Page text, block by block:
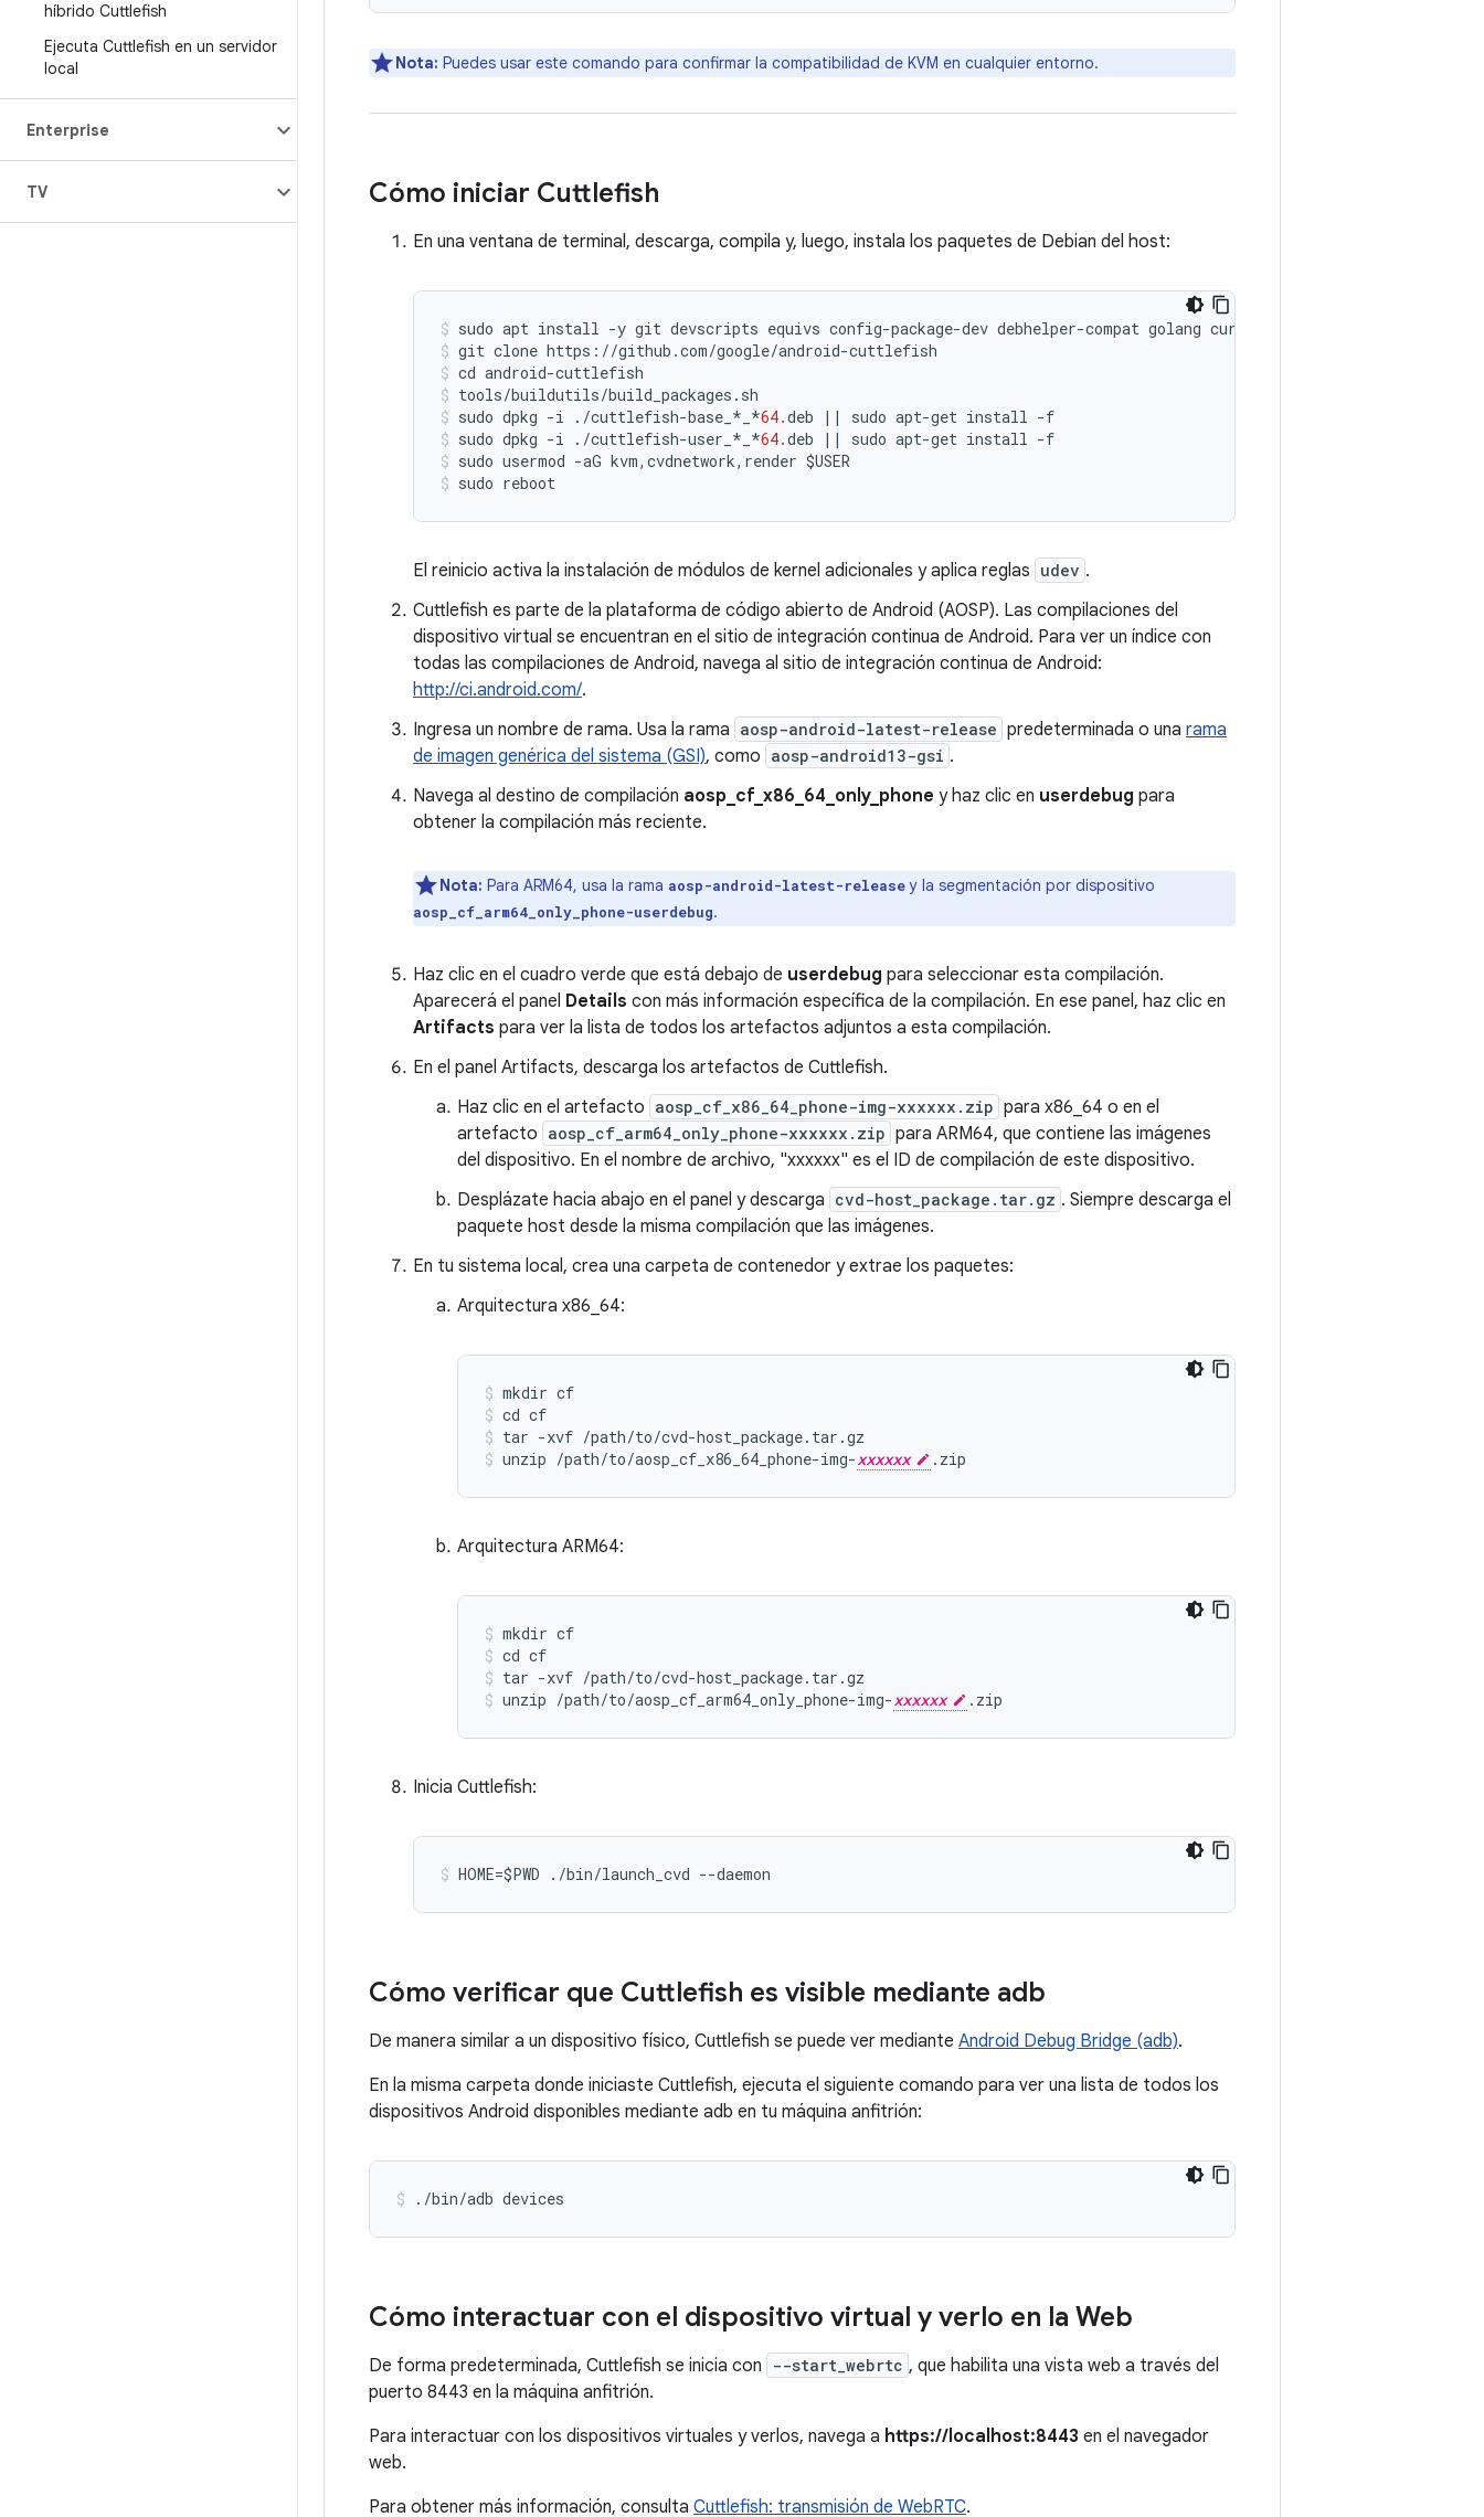
híbrido Cuttlefish
Ejecuta Cuttlefish en un servidor
local
Enterprise
TV
Nota: Puedes usar este comando para confirmar la compatibilidad de KVM en cualquier entorno.
Cómo iniciar Cuttlefish
En una ventana de terminal, descarga, compila y, luego, instala los paquetes de Debian del host:
sudo apt install -y git devscripts equivs config-package-dev debhelper-compat golang curl
git clone https : //github .com/google/android-cuttlefish
cd android-cuttlefish
tools/buildutils/build_packages . sh
sudo dpkg -i ./cuttlefish-base_ * *64.deb || sudo apt-get install -f
sudo dpkg -i ./cuttlefish-user_ * *64.deb || sudo apt-get install -f
sudo usermod -aG kvm, cvdnetwork, render $USER
sudo reboot
El reinicio activa la instalación de módulos de kernel adicionales y aplica reglas udev .
Cuttlefish es parte de la plataforma de código abierto de Android (AOSP). Las compilaciones del
dispositivo virtual se encuentran en el sitio de integración continua de Android. Para ver un índice con
todas las compilaciones de Android, navega al sitio de integración continua de Android:
http://ci.android.com/.
Ingresa un nombre de rama. Usa la rama aosp-android-latest-release predeterminada o una rama
de imagen genérica del sistema (GSI), como aosp-android13-gsi .
Navega al destino de compilación aosp_cf_x86_64_only_phone y haz clic en userdebug para
obtener la compilación más reciente.
Nota: Para ARM64, usa la rama aosp-android-latest-releasey la segmentación por dispositivo
aosp_cf_arm64_only_phone-userdebug.
Haz clic en el cuadro verde que está debajo de userdebug para seleccionar esta compilación.
Aparecerá el panel Details con más información específica de la compilación. En ese panel, haz clic en
Artifacts para ver la lista de todos los artefactos adjuntos a esta compilación.
En el panel Artifacts, descarga los artefactos de Cuttlefish.
Haz clic en el artefacto aosp_cf_x86_64_phone-img-xxxxxx.zip para x86_64 o en el
artefacto aosp_cf_arm64_only_phone-xxxxxx.zip para ARM64, que contiene las imágenes
del dispositivo. En el nombre de archivo, "xxxxxx" es el ID de compilación de este dispositivo.
Desplázate hacia abajo en el panel y descarga cvd-host_package.tar.gz . Siempre descarga el
paquete host desde la misma compilación que las imágenes.
En tu sistema local, crea una carpeta de contenedor y extrae los paquetes:
Arquitectura x86_64:
mkdir cf
cd cf
tar -xvf /path/to/cvd-host_package. tar .gz
unzip /path/to/aosp_cf_x86_64_phone-img-xxxxxx . zip
Arquitectura ARM64:
mkdir cf
cd cf
tar -xvf /path/to/cvd-host_package. tar .gz
unzip /path/to/aosp_cf_arm64_only_phone-img-xxxxxx . zip
Inicia Cuttlefish:
HOME=$PWD ./bin/launch_cvd --daemon
Cómo verificar que Cuttlefish es visible mediante adb
De manera similar a un dispositivo físico, Cuttlefish se puede ver mediante Android Debug Bridge (adb).
En la misma carpeta donde iniciaste Cuttlefish, ejecuta el siguiente comando para ver una lista de todos los
dispositivos Android disponibles mediante adb en tu máquina anfitrión:
./bin/adb devices
Cómo interactuar con el dispositivo virtual y verlo en la Web
De forma predeterminada, Cuttlefish se inicia con --start_webrtc , que habilita una vista web a través del
puerto 8443 en la máquina anfitrión.
Para interactuar con los dispositivos virtuales y verlos, navega a https://localhost:8443 en el navegador
web.
Para obtener más información, consulta Cuttlefish: transmisión de WebRTC.